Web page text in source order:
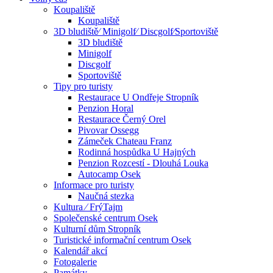
Koupaliště
Koupaliště
3D bludiště⁄ Minigolf⁄ Discgolf⁄Sportoviště
3D bludiště
Minigolf
Discgolf
Sportoviště
Tipy pro turisty
Restaurace U Ondřeje Stropník
Penzion Horal
Restaurace Černý Orel
Pivovar Ossegg
Zámeček Chateau Franz
Rodinná hospůdka U Hajných
Penzion Rozcestí - Dlouhá Louka
Autocamp Osek
Informace pro turisty
Naučná stezka
Kultura ⁄ FrýTajm
Společenské centrum Osek
Kulturní dům Stropník
Turistické informační centrum Osek
Kalendář akcí
Fotogalerie